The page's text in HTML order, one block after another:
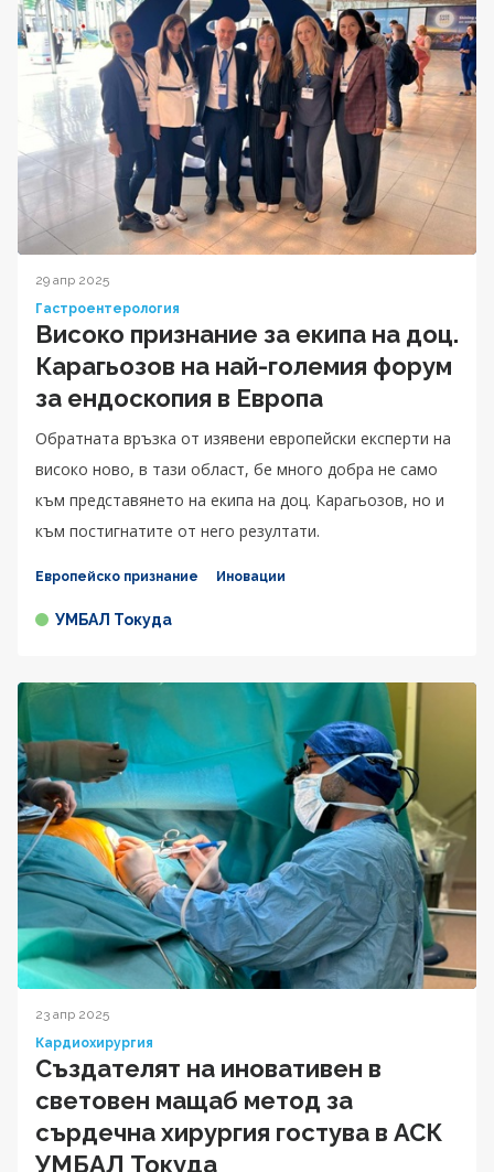
29 апр 2025
Гастроентерология
Високо признание за екипа на доц.
Карагьозов на най-големия форум
за ендоскопия в Европа
Обратната връзка от изявени европейски експерти на
високо ново, в тази област, бе много добра не само
към представянето на екипа на доц. Карагьозов, но и
към постигнатите от него резултати.
Европейско признание Иновации
УМБАЛ Токуда
23 апр 2025
Кардиохирургия
Създателят на иновативен в
световен мащаб метод за
сърдечна хирургия гостува в АСК
УМБАЛ Токуда